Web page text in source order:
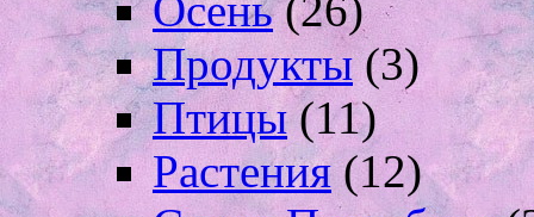
Продукты(3)
Птицы(11)
Растения(12)